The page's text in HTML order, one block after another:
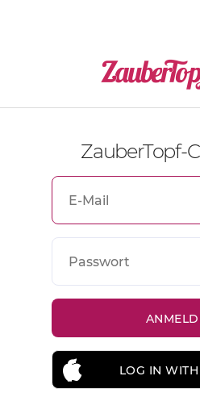
ZauberTopf-
LOG IN